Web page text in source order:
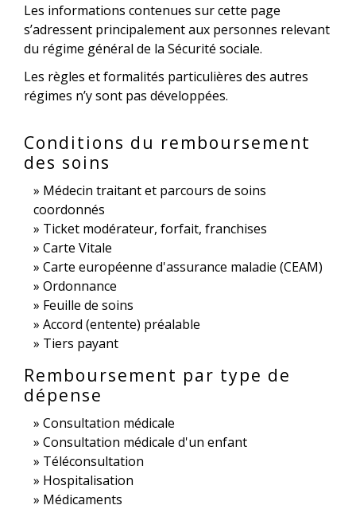
Les informations contenues sur cette page
s’adressent principalement aux personnes relevant
du régime général de la Sécurité sociale.
Les règles et formalités particulières des autres
régimes n’y sont pas développées.
Conditions du remboursement
des soins
Médecin traitant et parcours de soins
coordonnés
Ticket modérateur, forfait, franchises
Carte Vitale
Carte européenne d'assurance maladie (CEAM)
Ordonnance
Feuille de soins
Accord (entente) préalable
Tiers payant
Remboursement par type de
dépense
Consultation médicale
Consultation médicale d'un enfant
Téléconsultation
Hospitalisation
Médicaments